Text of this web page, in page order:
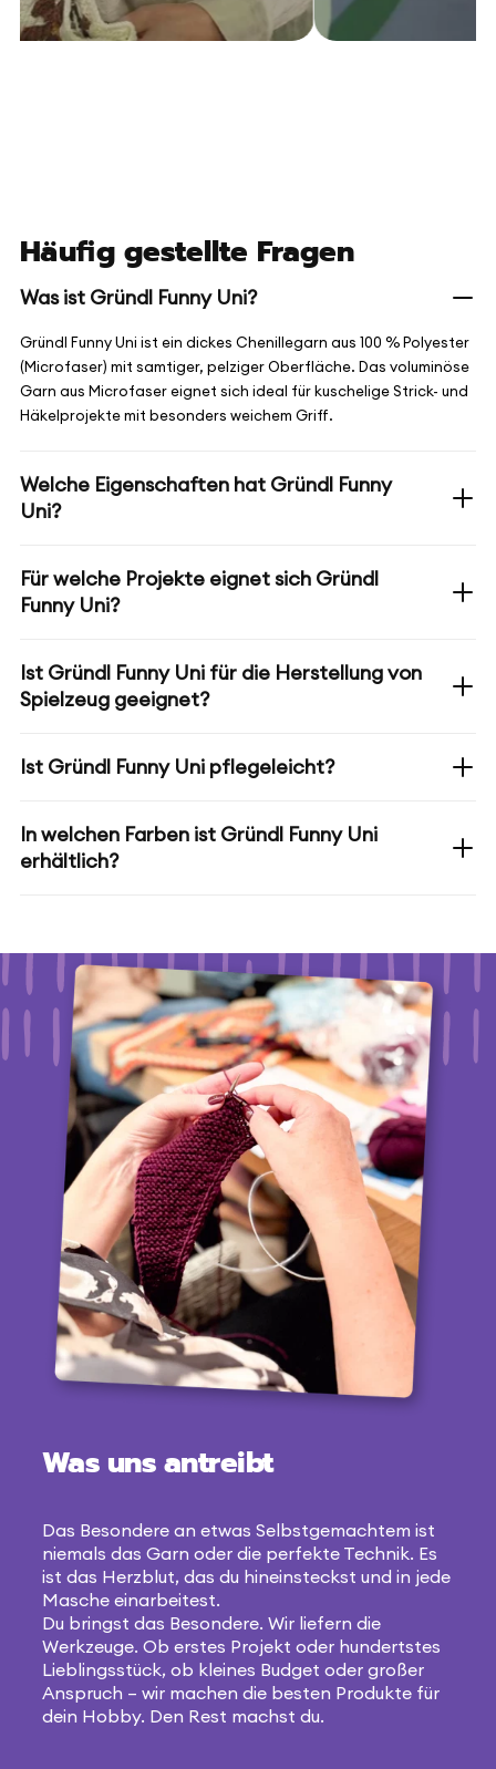
Häufig gestellte Fragen
Was ist Gründl Funny Uni?
Gründl Funny Uni ist ein dickes Chenillegarn aus 100 % Polyester
(Microfaser) mit samtiger, pelziger Oberfläche. Das voluminöse
Garn aus Microfaser eignet sich ideal für kuschelige Strick- und
Häkelprojekte mit besonders weichem Griff.
Welche Eigenschaften hat Gründl Funny
Uni?
Für welche Projekte eignet sich Gründl
Funny Uni?
Ist Gründl Funny Uni für die Herstellung von
Spielzeug geeignet?
Ist Gründl Funny Uni pflegeleicht?
In welchen Farben ist Gründl Funny Uni
erhältlich?
Was uns antreibt
Das Besondere an etwas Selbstgemachtem ist
niemals das Garn oder die perfekte Technik. Es
ist das Herzblut, das du hineinsteckst und in jede
Masche einarbeitest.
Du bringst das Besondere. Wir liefern die
Werkzeuge. Ob erstes Projekt oder hundertstes
Lieblingsstück, ob kleines Budget oder großer
Anspruch – wir machen die besten Produkte für
dein Hobby. Den Rest machst du.